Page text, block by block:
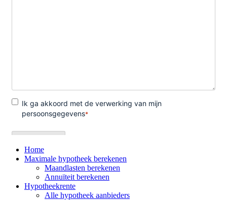
Home
Maximale hypotheek berekenen
Maandlasten berekenen
Annuïteit berekenen
Hypotheekrente
Alle hypotheek aanbieders